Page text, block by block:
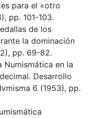
para el «otro
pp. 101-103.
de los
la dominación
pp. 69-82.
Numismática en la
Desarrollo
6 (1953), pp.